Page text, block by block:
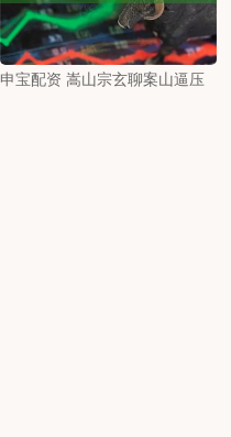
申宝配资 嵩山宗玄聊案山逼压